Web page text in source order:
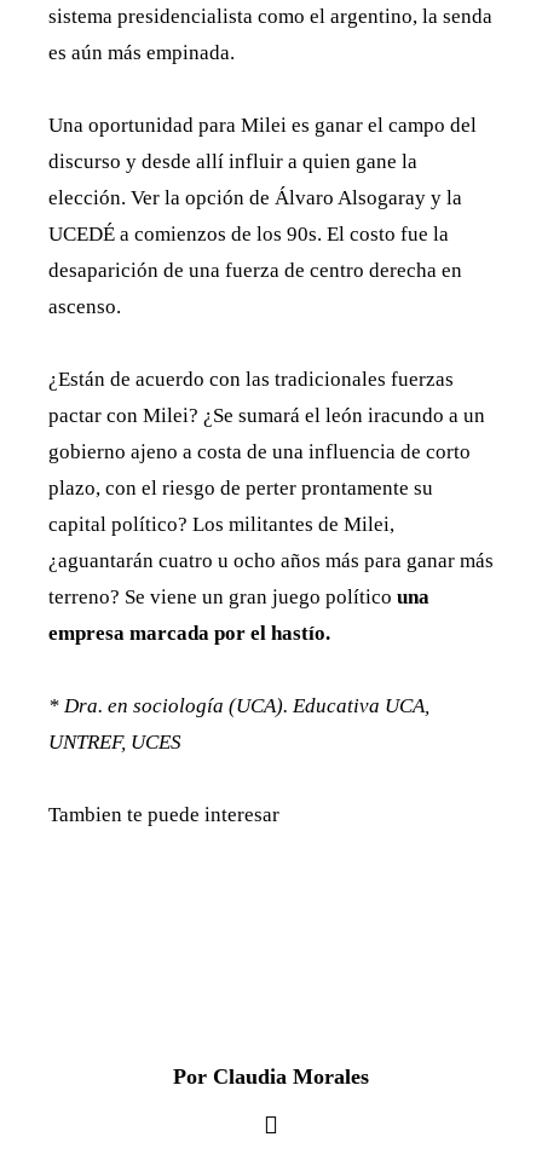
sistema presidencialista como el argentino, la senda
es aún más empinada.
Una oportunidad para Milei es ganar el campo del
discurso y desde allí influir a quien gane la
elección. Ver la opción de Álvaro Alsogaray y la
UCEDÉ a comienzos de los 90s. El costo fue la
desaparición de una fuerza de centro derecha en
ascenso.
¿Están de acuerdo con las tradicionales fuerzas
pactar con Milei? ¿Se sumará el león iracundo a un
gobierno ajeno a costa de una influencia de corto
plazo, con el riesgo de perter prontamente su
capital político? Los militantes de Milei,
¿aguantarán cuatro u ocho años más para ganar más
terreno? Se viene un gran juego político una
empresa marcada por el hastío.
* Dra. en sociología (UCA). Educativa UCA,
UNTREF, UCES
Tambien te puede interesar
Por Claudia Morales